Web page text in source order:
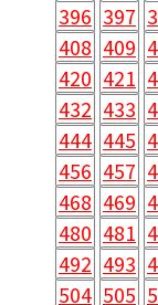
396 397
408 409
420 421
432 433
444 445
456 457
468 469
480 481
492 493
504 505